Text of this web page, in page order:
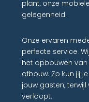
plant, onze
gelegenheid.
Onze ervaren
perfecte service.
het opbouwen
afbouw. Zo kun jij
jouw gasten,
verloopt.